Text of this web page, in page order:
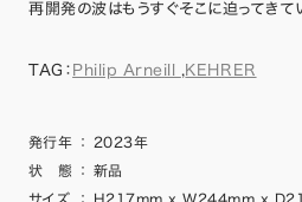
再開発の波はもうすぐそこに迫ってきて
TAG： Philip Arneill ,KEHRER
発行年 ：
2023年
状 態
：
新品
サイズ
：
H217mm x W244mm x